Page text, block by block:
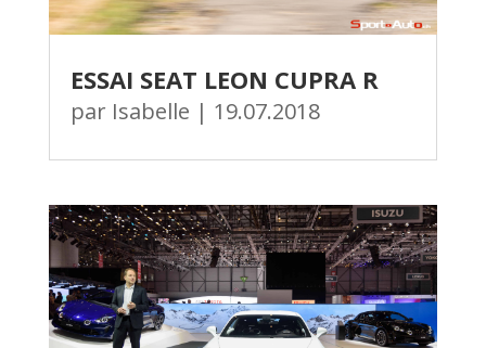
ESSAI SEAT LEON CUPRA R
par Isabelle | 19.07.2018